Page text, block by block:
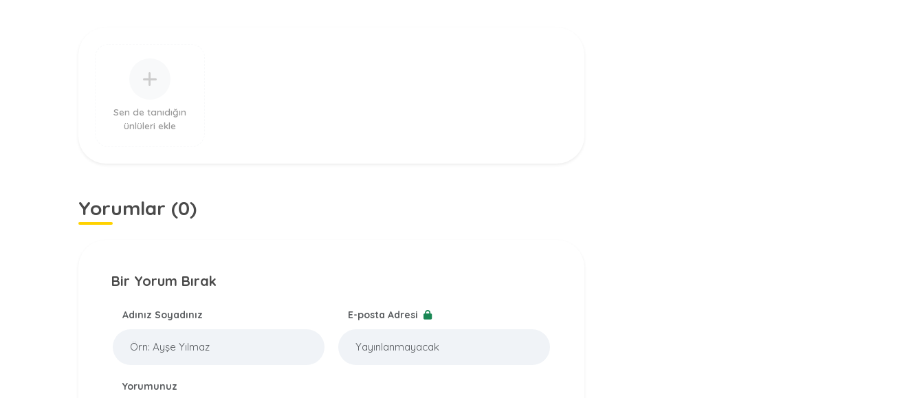
Sen de tanıdığın
ünlüleri ekle
Yorumlar (0)
Bir Yorum Bırak
Adınız Soyadınız E-posta Adresi
Yorumunuz